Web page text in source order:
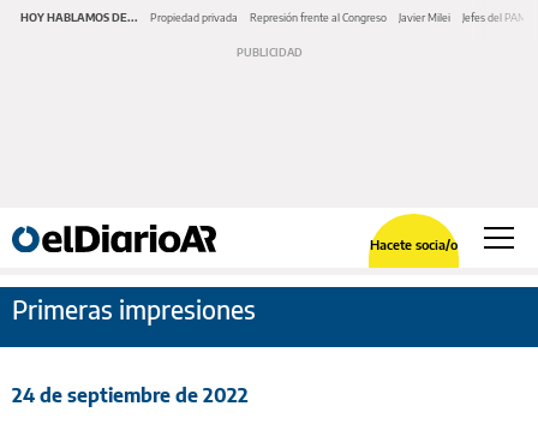
HOY HABLAMOS DE... Propiedad privada Represión frente al Congreso Javier Milei Jefes del PAMI
Hacete socia/o
Primeras impresiones
24 de septiembre de 2022